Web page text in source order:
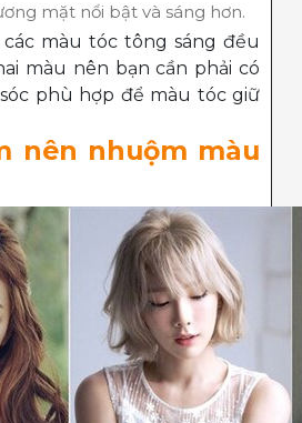
mặt nổi bật và sáng hơn.
các màu tóc tông sáng đều
màu nên bạn cần phải có
phù hợp để màu tóc giữ
nên nhuộm màu